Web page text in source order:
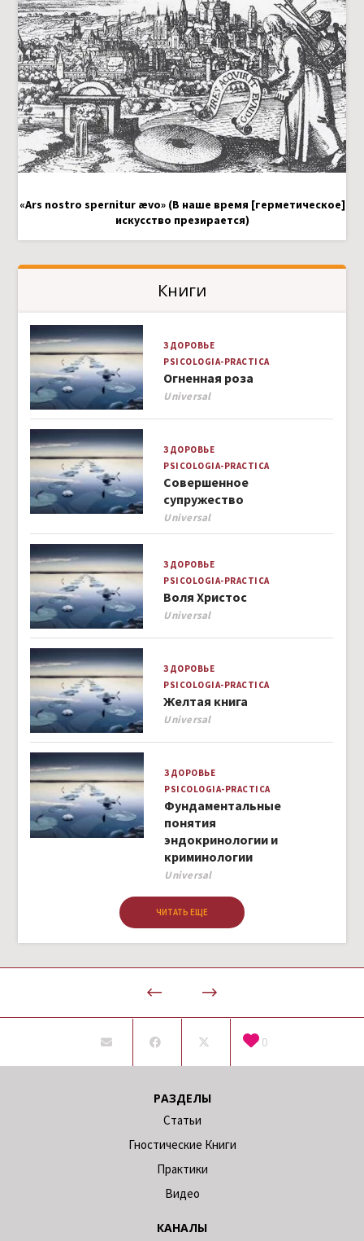
«Ars nostro spernitur ævo» (В наше время [герметическое]
искусство презирается)
Книги
ЗДОРОВЬЕ
PSICOLOGIA-PRACTICA
Огненная роза
Author
Universal
ЗДОРОВЬЕ
PSICOLOGIA-PRACTICA
Совершенное
супружество
Author
Universal
ЗДОРОВЬЕ
PSICOLOGIA-PRACTICA
Воля Христос
Author
Universal
ЗДОРОВЬЕ
PSICOLOGIA-PRACTICA
Желтая книга
Author
Universal
ЗДОРОВЬЕ
PSICOLOGIA-PRACTICA
Фундаментальные
понятия
эндокринологии и
криминологии
Author
Universal
ЧИТАТЬ ЕЩЕ
0
РАЗДЕЛЫ
Статьи
Гностические Книги
Практики
Видео
КАНАЛЫ